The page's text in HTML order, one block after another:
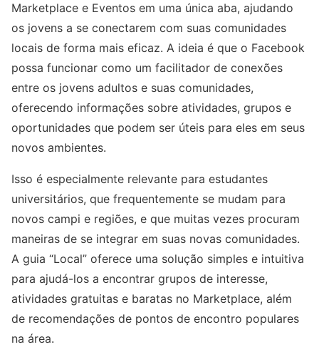
Marketplace e Eventos em uma única aba, ajudando
os jovens a se conectarem com suas comunidades
locais de forma mais eficaz. A ideia é que o Facebook
possa funcionar como um facilitador de conexões
entre os jovens adultos e suas comunidades,
oferecendo informações sobre atividades, grupos e
oportunidades que podem ser úteis para eles em seus
novos ambientes.
Isso é especialmente relevante para estudantes
universitários, que frequentemente se mudam para
novos campi e regiões, e que muitas vezes procuram
maneiras de se integrar em suas novas comunidades.
A guia “Local” oferece uma solução simples e intuitiva
para ajudá-los a encontrar grupos de interesse,
atividades gratuitas e baratas no Marketplace, além
de recomendações de pontos de encontro populares
na área.